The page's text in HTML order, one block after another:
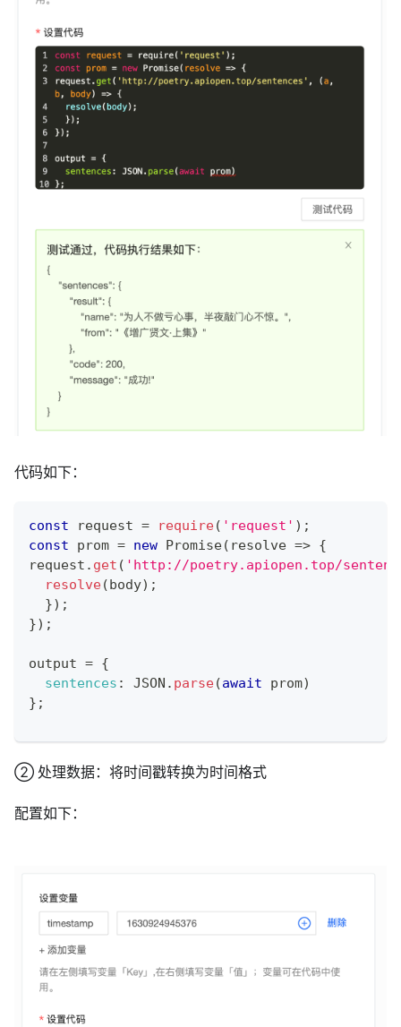
代码如下：
const request = require( 'request' ) ;
const prom = new Promise( resolve => {
request . get ( 'http://poetry.apiopen.top/
resolve( body) ;
}) ;
}) ;
output = {
sentences : JSON . parse(await prom)
} ;
② 处理数据：将时间戳转换为时间格式
配置如下：